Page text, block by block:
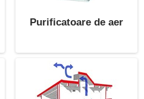
Purificatoare de aer